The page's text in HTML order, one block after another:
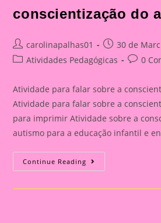
conscientização do
Post
author:
carolinapalhas01
Post
published:
30 de
PostAtividades Pedagógicas
Post0
Atividade para falar sobre a
Atividade para falar sobre a
para imprimir Atividade sobre a
autismo para a educação infantil e
Continue Reading Atividade
Sobre
Conscientização